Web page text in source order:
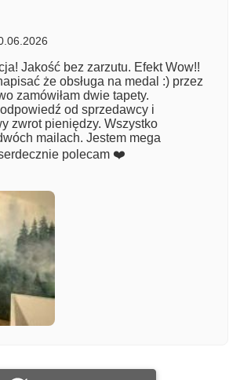
Jakość bez zarzutu. Efekt Wow!!
że obsługa na medal :) przez
zamówiłam dwie tapety.
od sprzedawcy i
zwrot pieniędzy. Wszystko
mailach. Jestem mega
polecam ❤️